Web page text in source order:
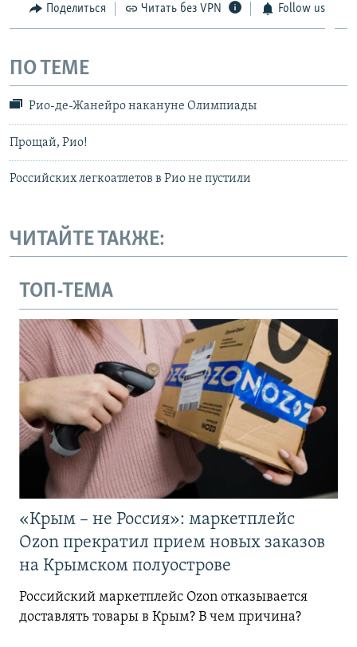
Поделиться Читать без VPN Follow us
ПО ТЕМЕ
Рио-де-Жанейро накануне Олимпиады
Прощай, Рио!
Российских легкоатлетов в Рио не пустили
ЧИТАЙТЕ ТАКЖЕ:
ТОП-ТЕМА
«Крым – не Россия»: маркетплейс
Ozon прекратил прием новых заказов
на Крымском полуострове
Российский маркетплейс Ozon отказывается
доставлять товары в Крым? В чем причина?